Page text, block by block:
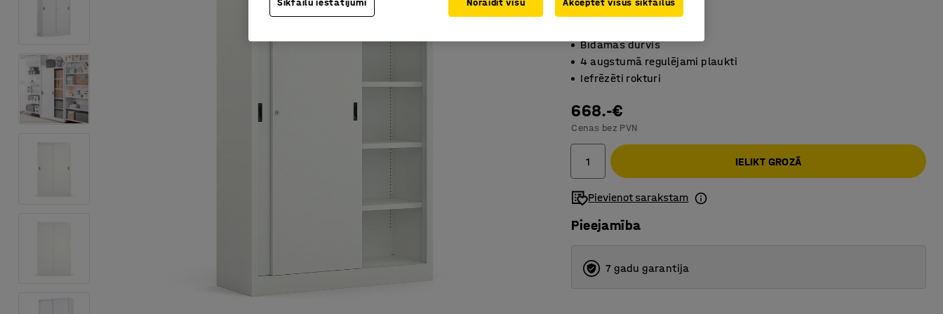
Art. nr.:11419
Bīdāmas durvis
4 augstumā regulējami plaukti
Iefrēzēti rokturi
668.-€
Cenas bez PVN
IELIKT GROZĀ
Pievienot sarakstam
Pieejamība
7 gadu garantija
Sīkfailu iestatījumi Noraidīt visu Akceptēt visus sīkfailus